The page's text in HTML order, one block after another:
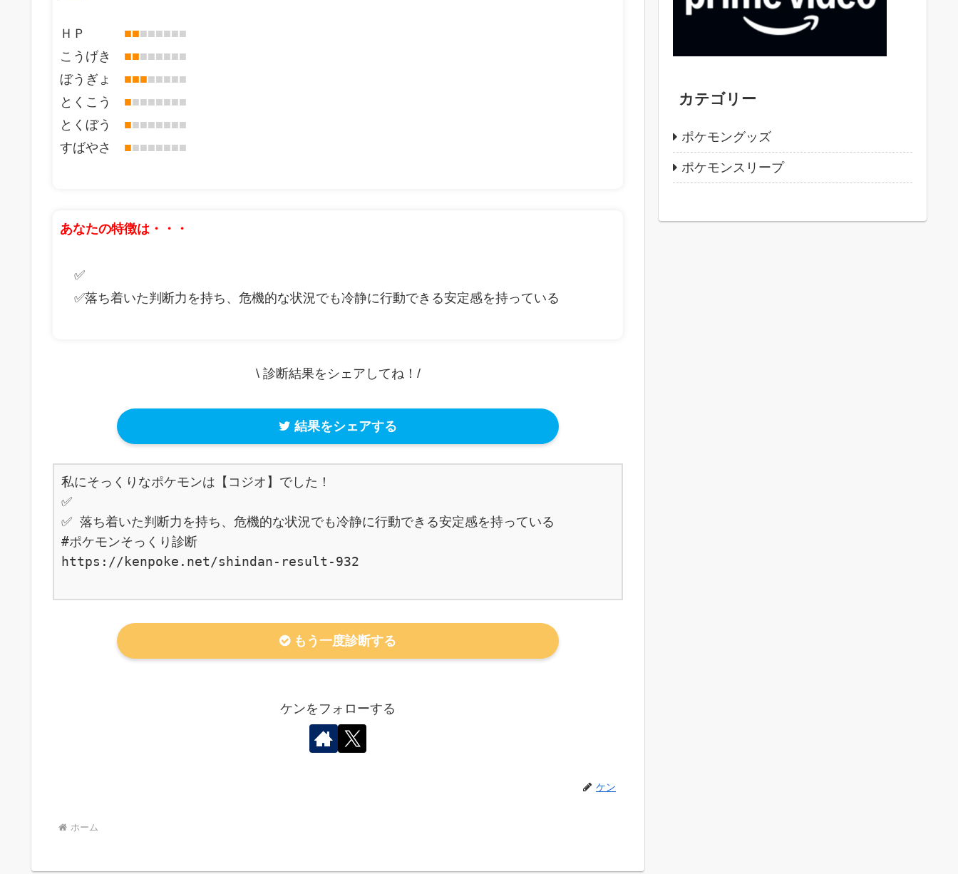
ＨＰ ■■■■■■■■
こうげき ■■■■■■■■
ぼうぎょ ■■■■■■■■
とくこう ■■■■■■■■
とくぼう ■■■■■■■■
すばやさ ■■■■■■■■
あなたの特徴は・・・
✅
✅落ち着いた判断力を持ち、危機的な状況でも冷静に行動できる安定感を持っている
\ 診断結果をシェアしてね！/
結果をシェアする
私にそっくりなポケモンは【コジオ】でした！
✅
✅ 落ち着いた判断力を持ち、危機的な状況でも冷静に行動できる安定感を持っている
#ポケモンそっくり診断
https://kenpoke.net/shindan-result-932
もう一度診断する
ケンをフォローする
ケン
ホーム
カテゴリー
ポケモングッズ
ポケモンスリープ